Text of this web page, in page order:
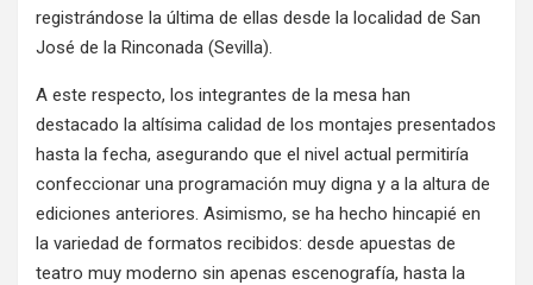
registrándose la última de ellas desde la localidad de San
José de la Rinconada (Sevilla).
A este respecto, los integrantes de la mesa han
destacado la altísima calidad de los montajes presentados
hasta la fecha, asegurando que el nivel actual permitiría
confeccionar una programación muy digna y a la altura de
ediciones anteriores. Asimismo, se ha hecho hincapié en
la variedad de formatos recibidos: desde apuestas de
teatro muy moderno sin apenas escenografía, hasta la